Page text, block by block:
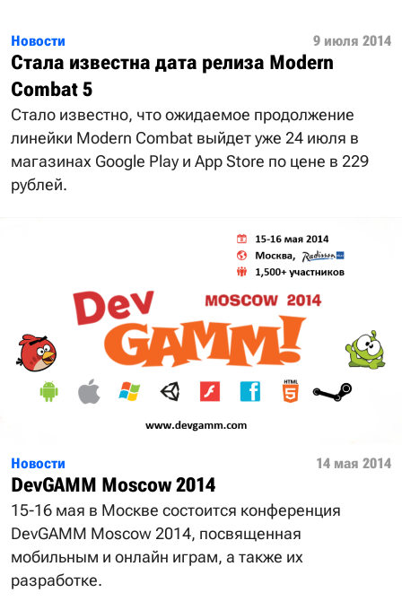
Новости 9 июля 2014
Стала известна дата релиза Modern
Combat 5
Стало известно, что ожидаемое продолжение
линейки Modern Combat выйдет уже 24 июля в
магазинах Google Play и App Store по цене в 229
рублей.
Новости 14 мая 2014
DevGAMM Moscow 2014
15-16 мая в Москве состоится конференция
DevGAMM Moscow 2014, посвященная
мобильным и онлайн играм, а также их
разработке.